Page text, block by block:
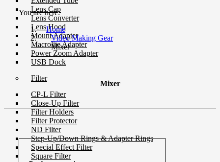
Lens Cap
Lens Converter
Lens Hood
Mount Adapter
Macrolite Adapter
Power Zoom Adapter
USB Dock
Filter
CP-L Filter
Close-Up Filter
Filter Holders
Filter Protector
ND Filter
Step-Up/Down Rings & Adapter Rings
Special Effect Filter
Square Filter
You are here:
Home
Video Making Gear
Mixer
Mixer